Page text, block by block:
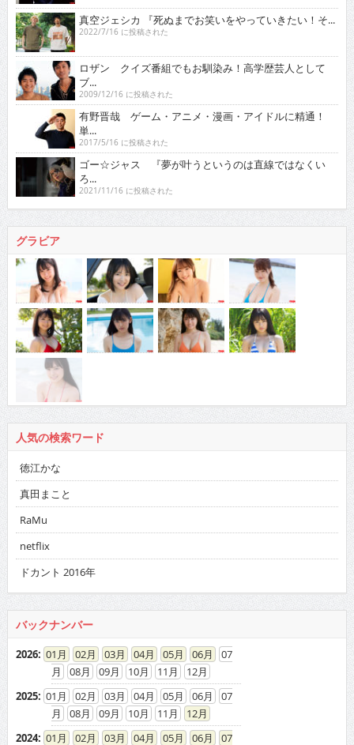
真空ジェシカ 『死ぬまでお笑いをやっていきたい！そ...
2022/7/16 に投稿された
ロザン クイズ番組でもお馴染み！高学歴芸人として
ブ...
2009/12/16 に投稿された
有野晋哉 ゲーム・アニメ・漫画・アイドルに精通！
単...
2017/5/16 に投稿された
ゴー☆ジャス 『夢が叶うというのは直線ではなくい
ろ...
2021/11/16 に投稿された
グラビア
人気の検索ワード
徳江かな
真田まこと
RaMu
netflix
ドカント 2016年
バックナンバー
2026: 01 02 03 04 05 06
07
08
09 10 11
12
2025: 01 02 03 04 05 06
07
08
09 10 11
12
2024: 01 02 03 04 05 06 07